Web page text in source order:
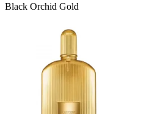
Black Orchid Gold